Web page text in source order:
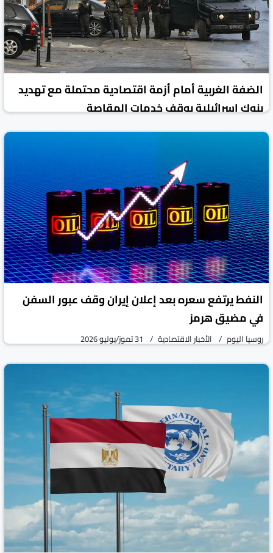
الضفة الغربية أمام أزمة اقتصادية محتملة مع تهديد
بنوك إسرائيلية بوقف خدمات المقاصة
روسيا اليوم الأخبار الاقتصادية 30 تموز/يوليو 2026
النفط يرتفع سعره بعد إعلان إيران وقف عبور السفن
في مضيق هرمز
روسيا اليوم الأخبار الاقتصادية 31 تموز/يوليو 2026